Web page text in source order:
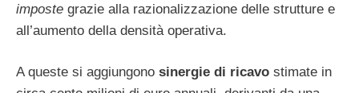
imposte grazie alla razionalizzazione delle strutture e
all’aumento della densità operativa.
A queste si aggiungono sinergie di ricavo stimate in